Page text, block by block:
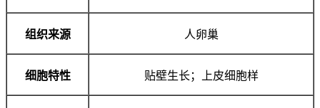
组织来源 人卵巢
细胞特性 贴壁生长；上皮细胞样